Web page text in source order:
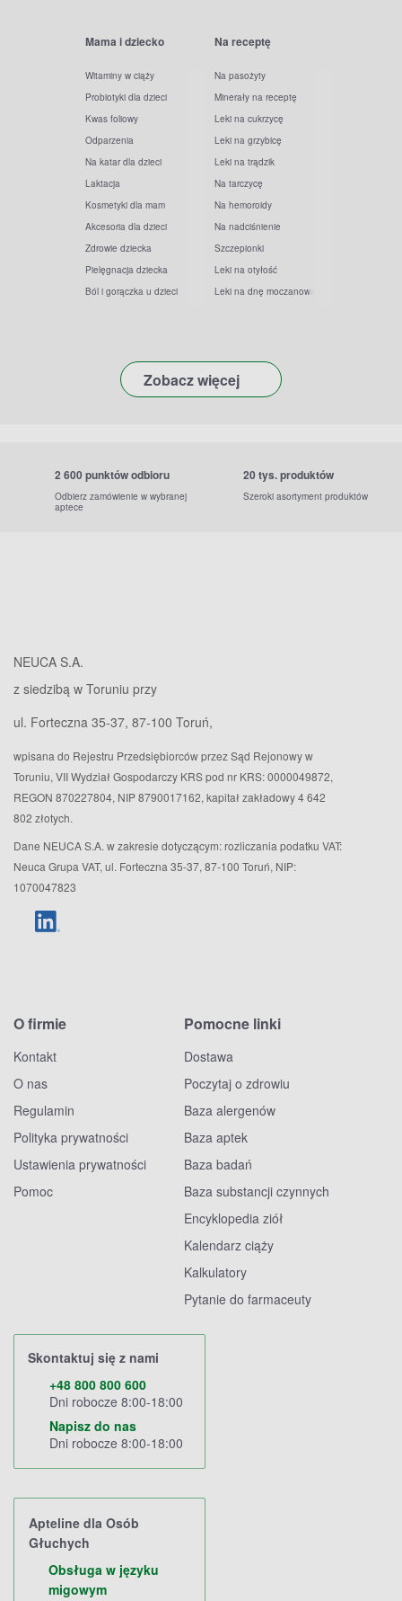
Mama i dziecko
Witaminy w ciąży
Probiotyki dla dzieci
Kwas foliowy
Odparzenia
Na katar dla dzieci
Laktacja
Kosmetyki dla mam
Akcesoria dla dzieci
Zdrowie dziecka
Pielęgnacja dziecka
Ból i gorączka u dzieci
Na receptę
Na pasożyty
Minerały na receptę
Leki na cukrzycę
Leki na grzybicę
Leki na trądzik
Na tarczycę
Na hemoroidy
Na nadciśnienie
Szczepionki
Leki na otyłość
Leki na dnę moczanową
Zobacz więcej
2 600 punktów odbioru
Odbierz zamówienie w wybranej
aptece
20 tys. produktów
Szeroki asortyment produktów
NEUCA S.A.
z siedzibą w Toruniu przy
ul. Forteczna 35-37, 87-100 Toruń,
wpisana do Rejestru Przedsiębiorców przez Sąd Rejonowy w
Toruniu, VII Wydział Gospodarczy KRS pod nr KRS: 0000049872,
REGON 870227804, NIP 8790017162, kapitał zakładowy 4 642
802 złotych.
Dane NEUCA S.A. w zakresie dotyczącym: rozliczania podatku VAT:
Neuca Grupa VAT, ul. Forteczna 35-37, 87-100 Toruń, NIP:
1070047823
O firmie
Kontakt
O nas
Regulamin
Polityka prywatności
Ustawienia prywatności
Pomoc
Pomocne linki
Dostawa
Poczytaj o zdrowiu
Baza alergenów
Baza aptek
Baza badań
Baza substancji czynnych
Encyklopedia ziół
Kalendarz ciąży
Kalkulatory
Pytanie do farmaceuty
Skontaktuj się z nami
+48 800 800 600
Dni robocze 8:00-18:00
Napisz do nas
Dni robocze 8:00-18:00
Apteline dla Osób
Głuchych
Obsługa w języku
migowym